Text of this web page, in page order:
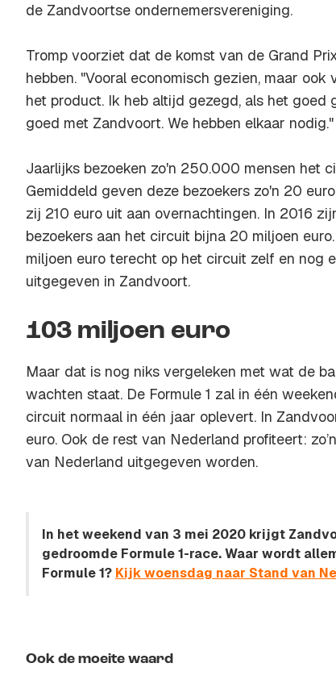
de Zandvoortse ondernemersvereniging.
Tromp voorziet dat de komst van de Grand
hebben. "Vooral economisch gezien, maar
het product. Ik heb altijd gezegd, als het goed
goed met Zandvoort. We hebben elkaar nodig."
Jaarlijks bezoeken zo'n 250.000 mensen het
Gemiddeld geven deze bezoekers zo'n 20
zij 210 euro uit aan overnachtingen. In 2016
bezoekers aan het circuit bijna 20 miljoen
miljoen euro terecht op het circuit zelf en nog
uitgegeven in Zandvoort.
103 miljoen euro
Maar dat is nog niks vergeleken met wat de
wachten staat. De Formule 1 zal in één
circuit normaal in één jaar oplevert. In
euro. Ook de rest van Nederland profiteert:
van Nederland uitgegeven worden.
In het weekend van 3 mei 2020 krijgt
gedroomde Formule 1-race. Waar wordt
Formule 1? Kijk woensdag naar Stand van
Ook de moeite waard